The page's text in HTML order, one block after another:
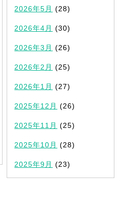
2026年5月 (28)
2026年4月 (30)
2026年3月 (26)
2026年2月 (25)
2026年1月 (27)
2025年12月 (26)
2025年11月 (25)
2025年10月 (28)
2025年9月 (23)